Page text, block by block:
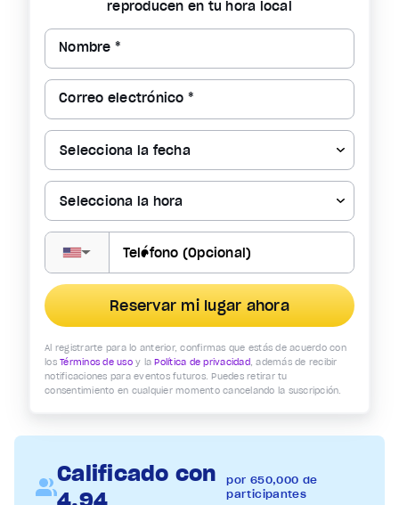
reproducen en tu hora local
Nombre *
Correo electrónico *
▼
Reservar mi lugar ahora
Al registrarte para lo anterior, confirmas que estás de acuerdo con
los Términos de usoy laPolítica de privacidad, además de recibir
notificaciones para eventos futuros. Puedes retirar tu
consentimiento en cualquier momento cancelando la suscripción.
Calificado con
por 650,000 de
participantes